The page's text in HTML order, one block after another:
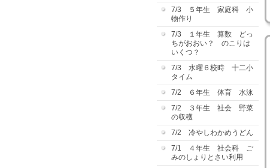
7/3 ５年生 家庭科 小
物作り
7/3 １年生 算数 どっ
ちがおおい？ のこりは
いくつ？
7/3 水曜６校時 十二小
タイム
7/2 ６年生 体育 水泳
7/2 ３年生 社会 野菜
の収穫
7/2 冷やしわかめうどん
7/1 ４年生 社会科 ご
みのしょりとさい利用